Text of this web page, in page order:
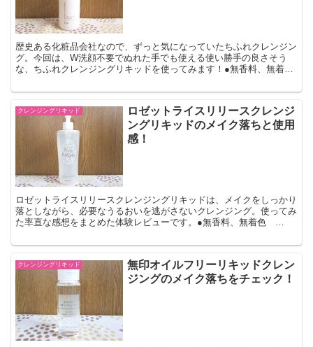
歴史ある化粧品会社なので、ずっと気になっていたちふれクレンジン
グ。今回は、W洗顔不要でぬれた手でも使える使い勝手の良さそう
な、ちふれクレンジングリキッドを使ってみます！●無香料、無着
クレンジングリキッド
ロゼットライスリリースクレンジ
ングリキッドのメイク落ちと使用
感！
ロゼットライスリリースクレンジングリキッドは、メイクをしっかり
落としながら、必要なうるおいを逃がさないクレンジング。使ってみ
た率直な感想をまとめた体験レビューです。●無香料、無着色
クレンジングリキッド
無印オイルフリーリキッドクレン
ジングのメイク落ちをチェック！